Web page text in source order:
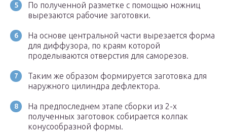
По полученной разметке с помощью ножниц
вырезаются рабочие заготовки.
На основе центральной части вырезается форма
для диффузора, по краям которой
проделываются отверстия для саморезов.
Таким же образом формируется заготовка для
наружного цилиндра дефлектора.
На предпоследнем этапе сборки из 2-х
полученных заготовок собирается колпак
конусообразной формы.